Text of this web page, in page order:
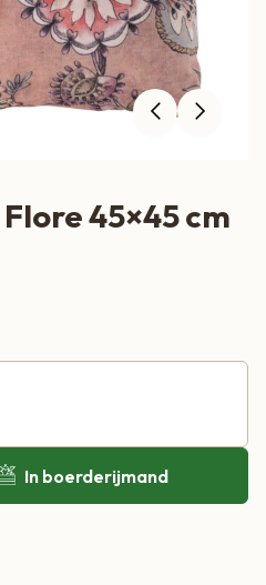
45×45 cm
In boerderijmand